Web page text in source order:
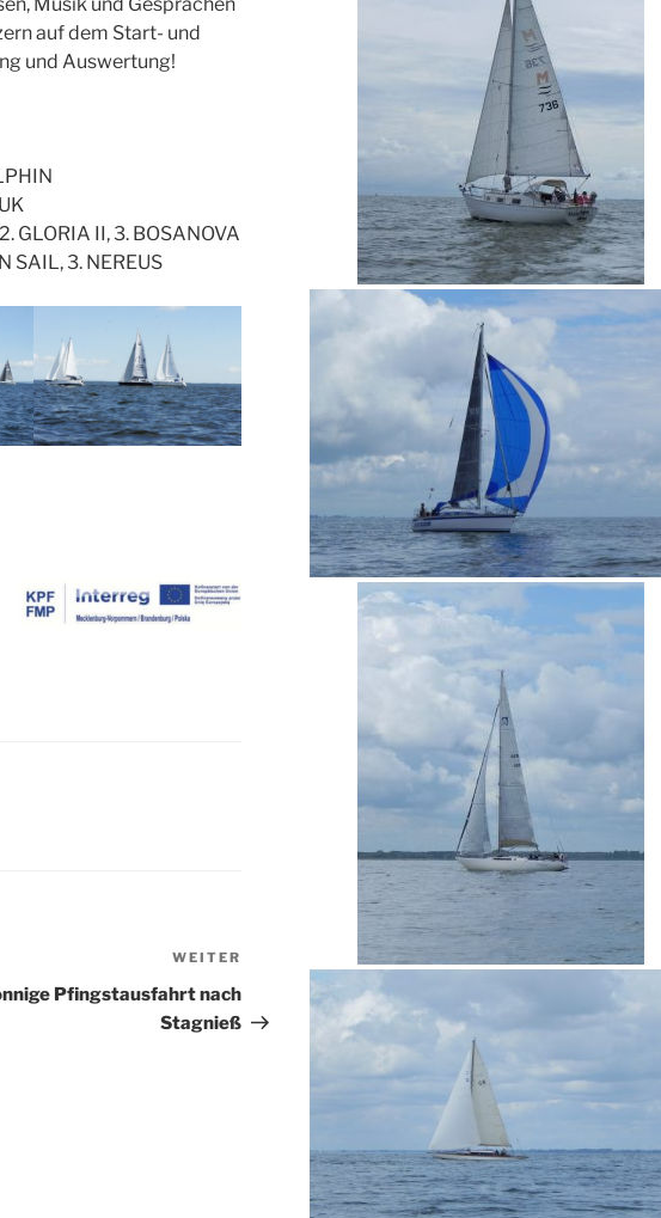
auf dem Start- und
und Auswertung!
GLORIA II, 3. BOSANOVA
SAIL, 3. NEREUS
Beitrag
WEITER
Pfingstausfahrt nach
Stagnieß